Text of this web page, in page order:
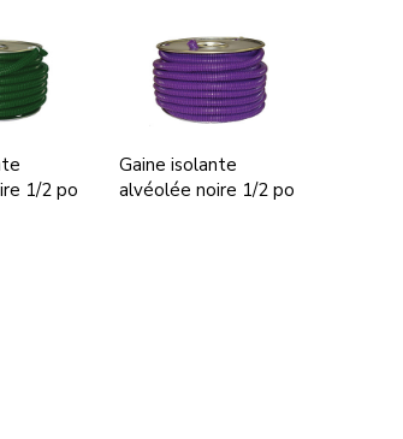
1/2 po
Gaine isolante
alvéolée noire 1/2 po